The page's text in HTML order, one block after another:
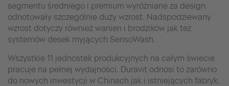
segmentu średniego i premium wyróżniane za design
odnotowały szczególnie duży wzrost. Nadspodziewany
wzrost dotyczy również wanien i brodzików jak też
systemów desek myjących SensoWash.
Wszystkie 11 jednostek produkcyjnych na całym świecie
pracuje na pełnej wydajności. Duravit odnosi to zarówno
do nowych inwestycji w Chinach jak i istniejących fabryk.